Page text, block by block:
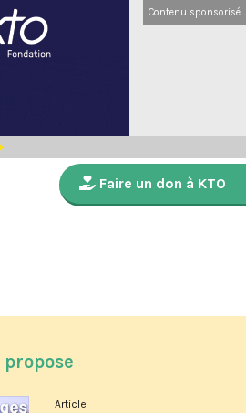
Contenu sponsorisé
Faire un don à KTO
propose
Article